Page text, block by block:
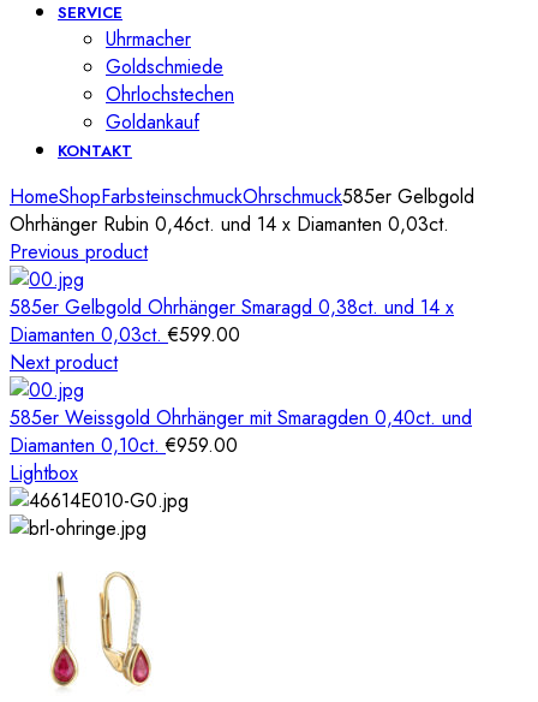
SERVICE
Uhrmacher
Goldschmiede
Ohrlochstechen
Goldankauf
KONTAKT
HomeShopFarbsteinschmuckOhrschmuck585er Gelbgold
Ohrhänger Rubin 0,46ct. und 14 x Diamanten 0,03ct.
Previous product
585er Gelbgold Ohrhänger Smaragd 0,38ct. und 14 x
Diamanten 0,03ct.€599.00
Next product
585er Weissgold Ohrhänger mit Smaragden 0,40ct. und
Diamanten 0,10ct.€959.00
Lightbox